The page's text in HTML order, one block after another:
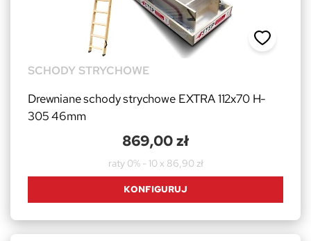
SCHODY STRYCHOWE
Drewniane schody strychowe EXTRA 112x70 H-
305 46mm
869,00 zł
raty 0% - 10 x 86,90 zł
KONFIGURUJ